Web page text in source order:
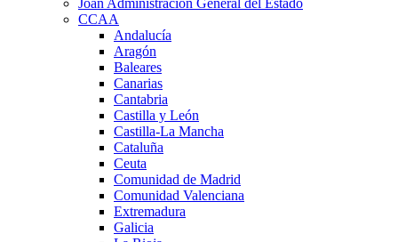
CCAA
Andalucía
Aragón
Baleares
Canarias
Cantabria
Castilla y León
Castilla-La Mancha
Cataluña
Ceuta
Comunidad de Madrid
Comunidad Valenciana
Extremadura
Galicia